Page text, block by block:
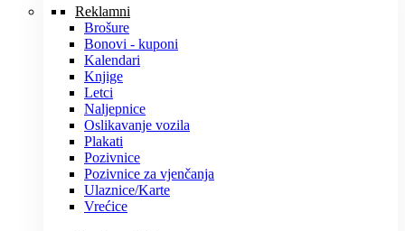
Reklamni
Brošure
Bonovi - kuponi
Kalendari
Knjige
Letci
Naljepnice
Oslikavanje vozila
Plakati
Pozivnice
Pozivnice za vjenčanja
Ulaznice/Karte
Vrećice